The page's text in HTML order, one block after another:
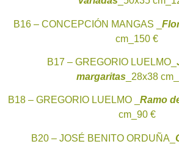
B16 – CONCEPCIÓN MANGAS _
cm_150 €
B17 – GREGORIO LUELMO_
margaritas_28x38
B18 – GREGORIO LUELMO _ Ramo
cm_90 €
B20 – JOSÉ BENITO ORDUÑA_